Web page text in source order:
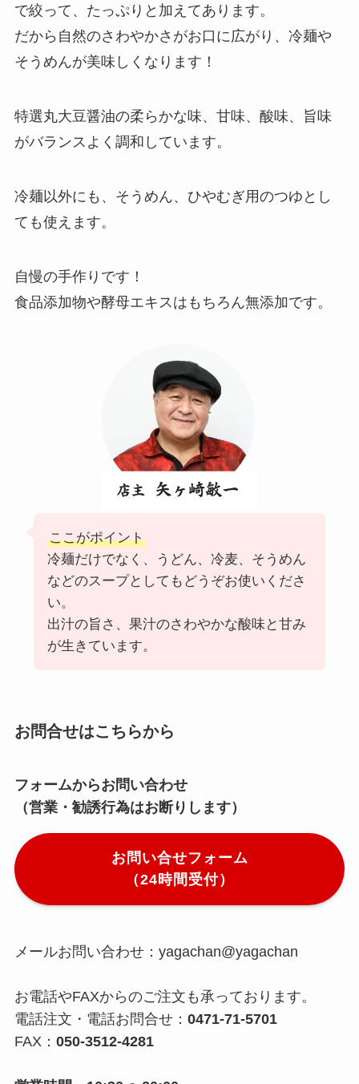
で絞って、たっぷりと加えてあります。
だから自然のさわやかさがお口に広がり、冷麺や
そうめんが美味しくなります！
特選丸大豆醤油の柔らかな味、甘味、酸味、旨味
がバランスよく調和しています。
冷麺以外にも、そうめん、ひやむぎ用のつゆとし
ても使えます。
自慢の手作りです！
食品添加物や酵母エキスはもちろん無添加です。
ここがポイント
冷麺だけでなく、うどん、冷麦、そうめん
などのスープとしてもどうぞお使いくださ
い。
出汁の旨さ、果汁のさわやかな酸味と甘み
が生きています。
お問合せはこちらから
フォームからお問い合わせ
（営業・勧誘行為はお断りします）
お問い合せフォーム
（24時間受付）
メールお問い合わせ：yagachan@yagachan
お電話やFAXからのご注文も承っております。
電話注文・電話お問合せ： 0471-71-5701
FAX： 050-3512-4281